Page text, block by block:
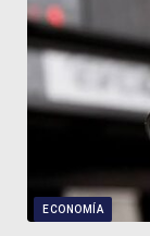
ECONOMÍA